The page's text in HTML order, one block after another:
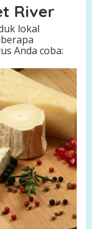
River
lokal
Anda coba: